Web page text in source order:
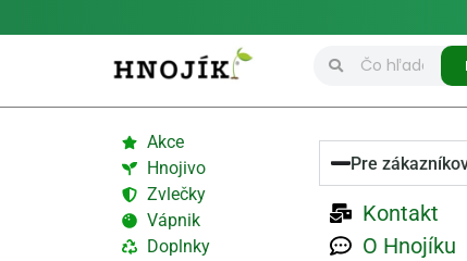
Akce
Hnojivo
Zvlečky
Vápnik
Doplnky
Pre
Kontakt
O Hnojíku